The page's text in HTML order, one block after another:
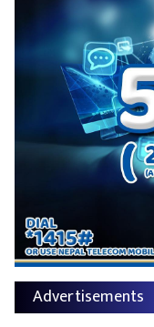
Advertisements